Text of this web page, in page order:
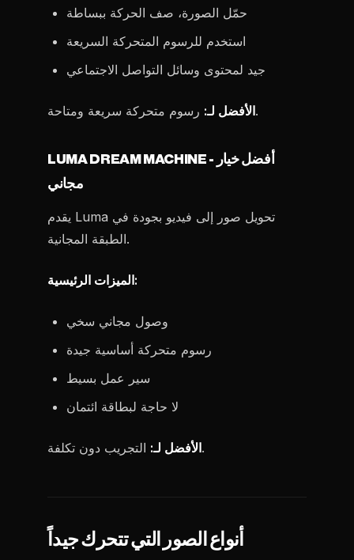
حمّل الصورة، صف الحركة ببساطة
استخدم للرسوم المتحركة السريعة
جيد لمحتوى وسائل التواصل الاجتماعي
الأفضل لـ:رسوم متحركة سريعة ومتاحة.
LUMA DREAM MACHINE - أفضل خيار
مجاني
يقدم Luma تحويل صور إلى فيديو بجودة في
الطبقة المجانية.
الميزات الرئيسية:
وصول مجاني سخي
رسوم متحركة أساسية جيدة
سير عمل بسيط
لا حاجة لبطاقة ائتمان
الأفضل لـ:التجريب دون تكلفة.
أنواع الصور التي تتحرك جيداً